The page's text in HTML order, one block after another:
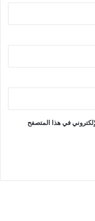
في هذا المتصفح